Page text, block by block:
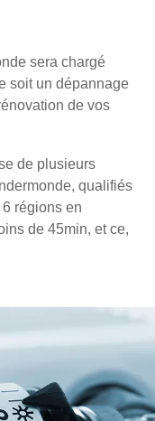
sera chargé
soit un dépannage
de vos
de plusieurs
qualifiés
régions en
de 45min, et ce,